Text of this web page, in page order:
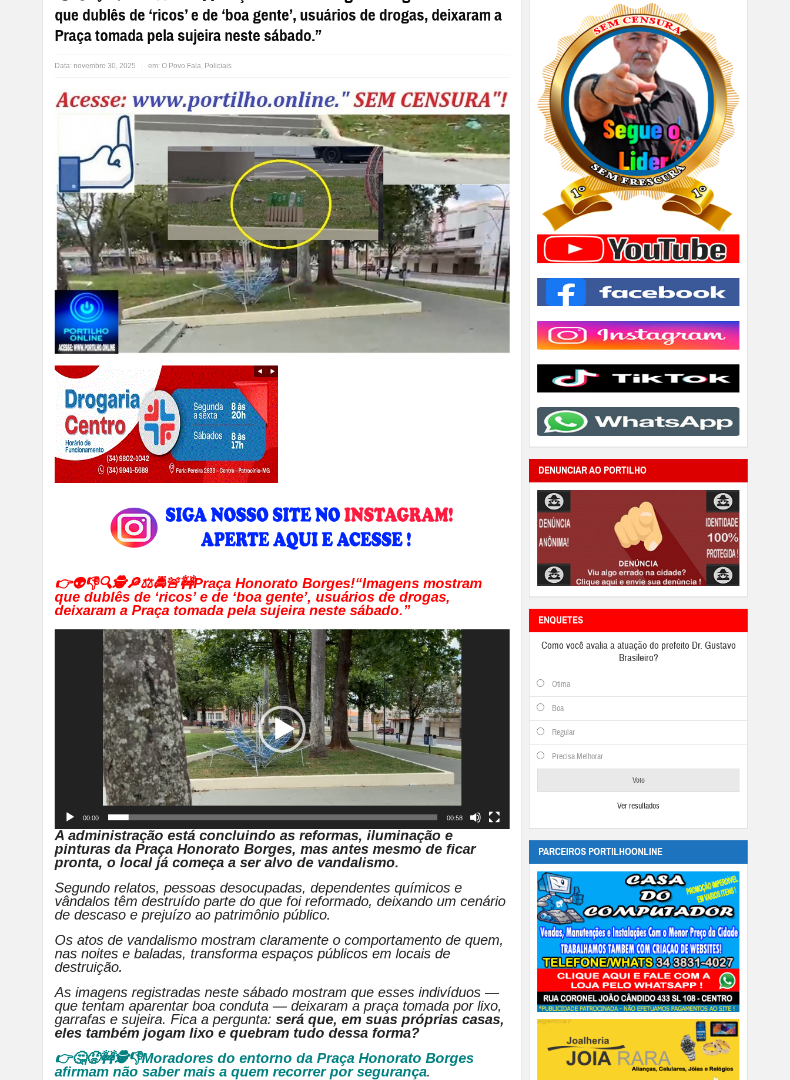
que dublês de ‘ricos’ e de ‘boa gente’, usuários de drogas, deixaram a
Praça tomada pela sujeira neste sábado.”
Data: novembro 30, 2025 em: O Povo Fala, Policiais
👉👽👎🔍🕵🔎⚖🚔🚨🚧Praça Honorato Borges!“Imagens mostram
que dublês de ‘ricos’ e de ‘boa gente’, usuários de drogas,
deixaram a Praça tomada pela sujeira neste sábado.”
00:00 00:58
A administração está concluindo as reformas, iluminação e
pinturas da Praça Honorato Borges, mas antes mesmo de ficar
pronta, o local já começa a ser alvo de vandalismo.
Segundo relatos, pessoas desocupadas, dependentes químicos e
vândalos têm destruído parte do que foi reformado, deixando um cenário
de descaso e prejuízo ao patrimônio público.
Os atos de vandalismo mostram claramente o comportamento de quem,
nas noites e baladas, transforma espaços públicos em locais de
destruição.
As imagens registradas neste sábado mostram que esses indivíduos —
que tentam aparentar boa conduta — deixaram a praça tomada por lixo,
garrafas e sujeira. Fica a pergunta: será que, em suas próprias casas,
eles também jogam lixo e quebram tudo dessa forma?
👉🤔😡🚧🕵👎Moradores do entorno da Praça Honorato Borges
afirmam não saber mais a quem recorrer por segurança.
DENUNCIAR AO PORTILHO
ENQUETES
Como você avalia a atuação do prefeito Dr. Gustavo
Brasileiro?
Otima
Boa
Regular
Precisa Melhorar
Ver resultados
PARCEIROS PORTILHOONLINE